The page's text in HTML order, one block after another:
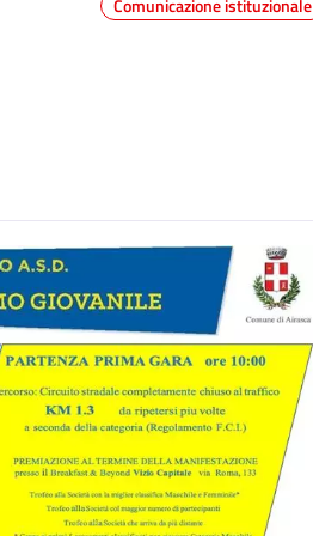
Comunicazione istituzionale